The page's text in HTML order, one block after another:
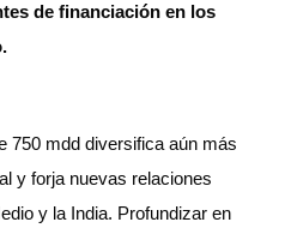
de financiación en los
750 mdd diversifica aún más
y forja nuevas relaciones
y la India. Profundizar en